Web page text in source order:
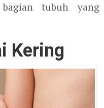
tubuh yang
Kering